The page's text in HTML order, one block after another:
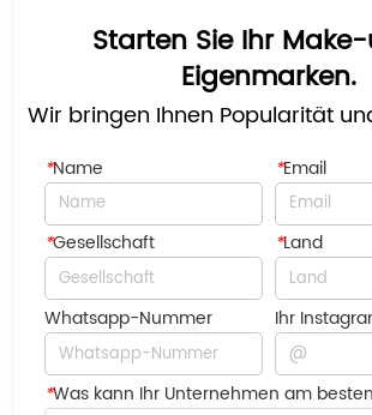
Starten Sie Ihr
Eigenmarken.
Wir bringen Ihnen Popularität
*Name *Email
*Gesellschaft *Land
Whatsapp-Nummer Ihr
*Was kann Ihr Unternehmen am